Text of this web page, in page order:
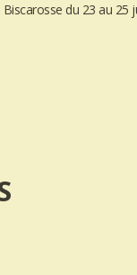
du 23 au 25